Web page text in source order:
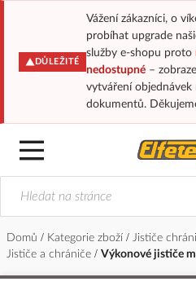
DŮLEŽITÉ
Vážení zákazníci, o
probíhat upgrade
služby e-shopu proto
nedostupné–
vytváření objednávek
dokumentů.
Domů Kategorie zboží
Jističe
Jističe a chrániče
Výkonové jističe